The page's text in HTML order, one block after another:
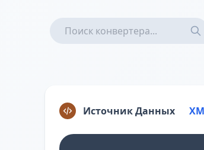
Источник Данных